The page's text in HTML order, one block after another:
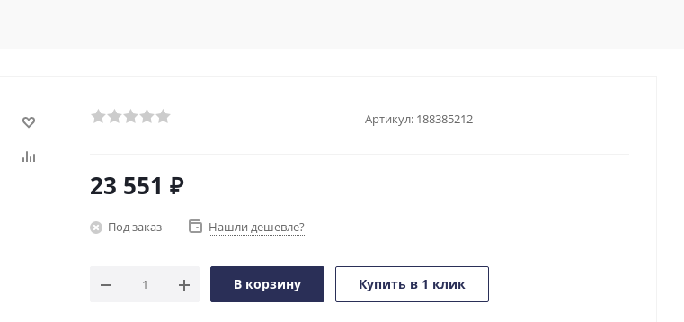
Артикул: 188385212
23 551 ₽
Под заказ Нашли дешевле?
В корзину Купить в 1 клик